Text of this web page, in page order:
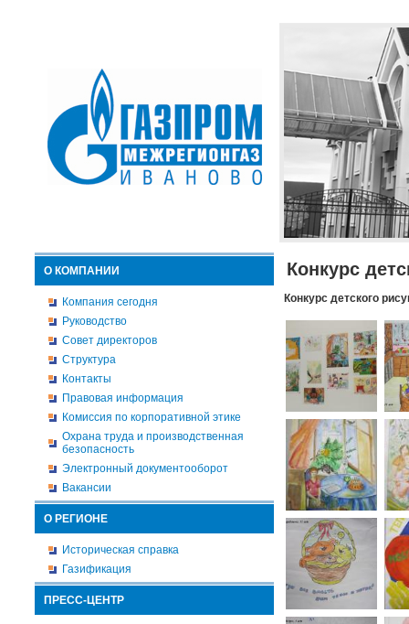
О КОМПАНИИ
Компания сегодня
Руководство
Совет директоров
Структура
Контакты
Правовая информация
Комиссия по корпоративной этике
Охрана труда и производственная
безопасность
Электронный документооборот
Вакансии
О РЕГИОНЕ
Историческая справка
Газификация
ПРЕСС-ЦЕНТР
Конкурс
Конкурс детского